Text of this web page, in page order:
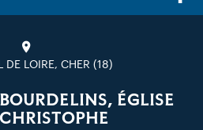
DE LOIRE, CHER (18)
ÉGLISE